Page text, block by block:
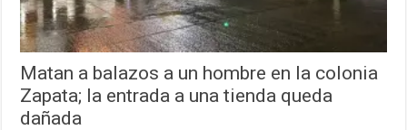
Matan a balazos a un hombre en la colonia
Zapata; la entrada a una tienda queda
dañada